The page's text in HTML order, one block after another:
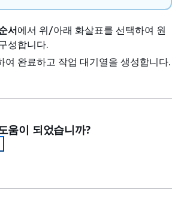
서에서 위/아래 화살표를 선택하여 원
성합니다.
여 완료하고 작업 대기열을 생성합니다.
움이 되었습니까?